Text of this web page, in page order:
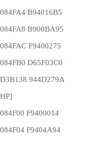
B94016B5
B900BA95
F9400275
D65F03C0
944D279A
F9400014
F9404A94